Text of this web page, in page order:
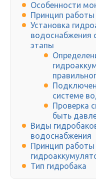
Особенности
Принцип работы
Установка
водоснабжения
этапы
системе
Проверка
быть
Виды
водоснабжения
Принцип
Тип гидробака